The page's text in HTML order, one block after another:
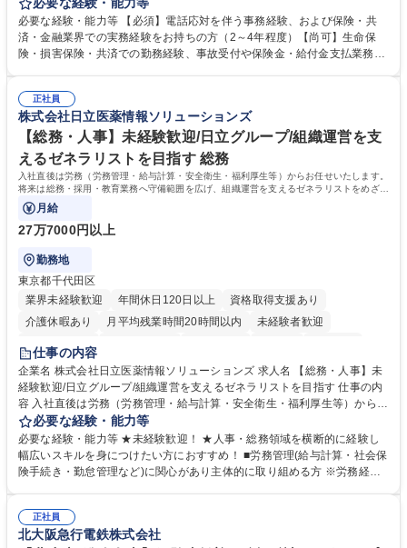
い合わせ電話対応や書類発送等を担当します。 ■共済金請求書類の受付、
内容確認、および共済金支払に関する審査・事務処理業務全般を担当 ■専
用システムへのデータ入力、各種必要書類の作成・発送作業 ■加入者様や
指定する業務 募集職種 横浜市【共済金支払事務】金融保険業界経験歓迎/
各種手当充実/転勤無
必要な経験・能力等 【必須】電話応対を伴う事務経験、および保険・共
済・金融業界での実務経験をお持ちの方（2～4年程度）【尚可】生命保
険・損害保険・共済での勤務経験、事故受付や保険金・給付金支払業務経
務へのキャリアチェンジ希望者も大歓迎です！ 学歴・資格 学歴：大学院
大学 高専 短大 専修学校 高校 語学力： 資格：
正社員
株式会社日立医薬情報ソリューションズ
【総務・人事】未経験歓迎/日立グループ/組織運営を支
えるゼネラリストを目指す 総務
入社直後は労務（労務管理・給与計算・安全衛生・福利厚生等）からお任せいたします。
将来は総務・採用・教育業務へ守備範囲を広げ、組織運営を支えるゼネラリストをめざせ
ます。
月給
27万7000円以上
勤務地
東京都千代田区
業界未経験歓迎
年間休日120日以上
資格取得支援あり
介護休暇あり
月平均残業時間20時間以内
未経験者歓迎
住宅手当あり
育休あり
完全週休2日制 交通費支給 土日祝休み 寮・社宅あり
仕事の内容
企業名 株式会社日立医薬情報ソリューションズ 求人名 【総務・人事】未
経験歓迎/日立グループ/組織運営を支えるゼネラリストを目指す 仕事の内
容 入社直後は労務（労務管理・給与計算・安全衛生・福利厚生等）からお
任せいたします。将来は総務・採用・教育業務へ守備範囲を広げ、組織運
営を支えるゼネラリストをめざせます。 ・初期業務：労働時間管理、給与
計算、社会保険対応、福利厚生管理、安全衛生、健康経営推進等をお任せ
します。ご経験に応じて、休職者管理など、幅広く経験を積んでいただき
幅広く経験を積みたい意欲がある方に最適な環境です。 募集職種 【総
務・人事】未経験歓迎/日立グループ/組織運営を支えるゼネラリストを目
必要な経験・能力等
必要な経験・能力等 ★未経験歓迎！ ★人事・総務領域を横断的に経験し
幅広いスキルを身につけたい方におすすめ！ ■労務管理(給与計算・社会保
険手続き・勤怠管理など)に関心があり主体的に取り組める方 ※労務経験
のご経験 ■労務管理（給与計算・社会保険手続き・勤怠管理など）の経験
■衛生管理者の資格をお持ちの方 学歴・資格 学歴：大学院 大学 高専 短大
正社員
北大阪急行電鉄株式会社